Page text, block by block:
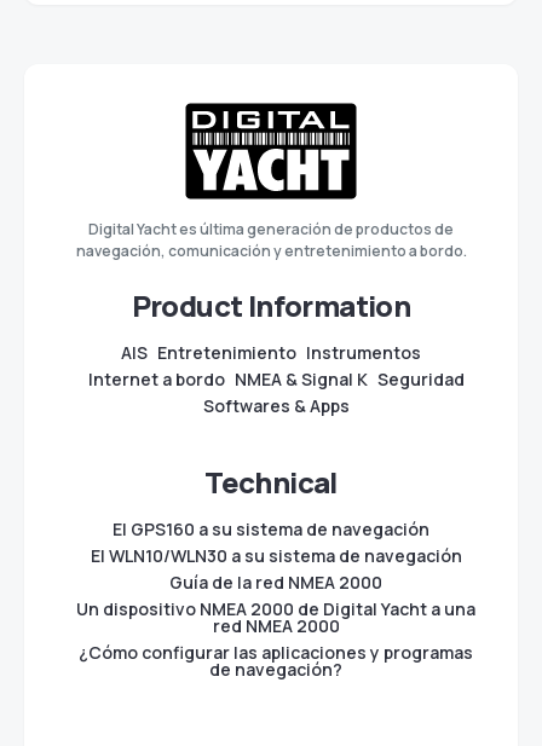
Digital Yacht es última generación de productos de
navegación, comunicación y entretenimiento a bordo.
Product Information
AIS Entretenimiento Instrumentos
Internet a bordo NMEA & Signal K Seguridad
Softwares & Apps
Technical
El GPS160 a su sistema de navegación
El WLN10/WLN30 a su sistema de navegación
Guía de la red NMEA 2000
Un dispositivo NMEA 2000 de Digital Yacht a una
red NMEA 2000
¿Cómo configurar las aplicaciones y programas
de navegación?